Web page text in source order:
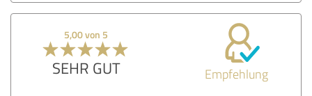
5,00 von 5
SEHR GUT Empfehlung